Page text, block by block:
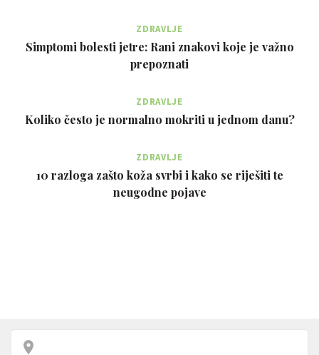
ZDRAVLJE
Simptomi bolesti jetre: Rani znakovi koje je važno
prepoznati
ZDRAVLJE
Koliko često je normalno mokriti u jednom danu?
ZDRAVLJE
10 razloga zašto koža svrbi i kako se riješiti te
neugodne pojave